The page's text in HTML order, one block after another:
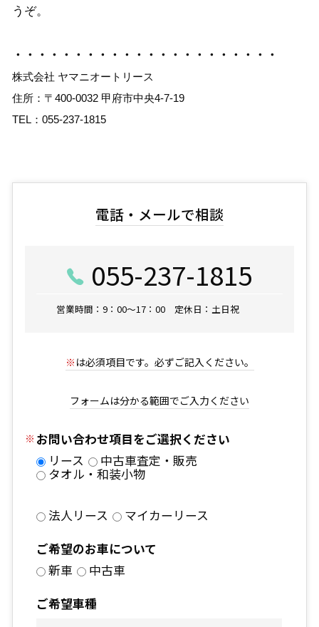
うぞ。
・・・・・・・・・・・・・・・・・・・・・・
株式会社 ヤマニオートリース
住所：〒400-0032 甲府市中央4-7-19
TEL：055-237-1815
電話・メールで相談
055-237-1815
営業時間：9：00～17：00 定休日：土日祝
※ は必須項目です。必ずご記入ください。
フォームは分かる範囲でご入力ください
お問い合わせ項目をご選択ください
リース
中古車査定・販売
タオル・和装小物
法人リース
マイカーリース
ご希望のお車について
新車
中古車
ご希望車種